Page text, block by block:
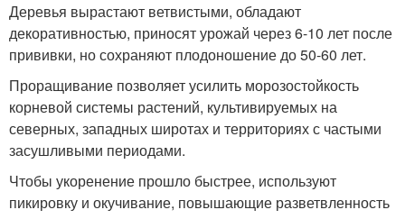
Деревья вырастают ветвистыми, обладают
декоративностью, приносят урожай через 6-10 лет после
прививки, но сохраняют плодоношение до 50-60 лет.
Проращивание позволяет усилить морозостойкость
корневой системы растений, культивируемых на
северных, западных широтах и территориях с частыми
засушливыми периодами.
Чтобы укоренение прошло быстрее, используют
пикировку и окучивание, повышающие разветвленность